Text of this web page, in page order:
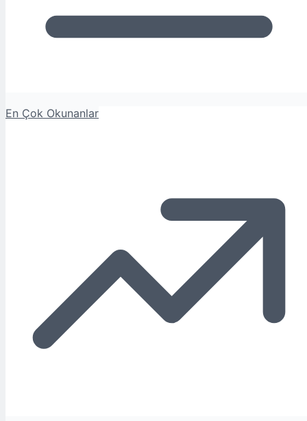
En Çok Okunanlar